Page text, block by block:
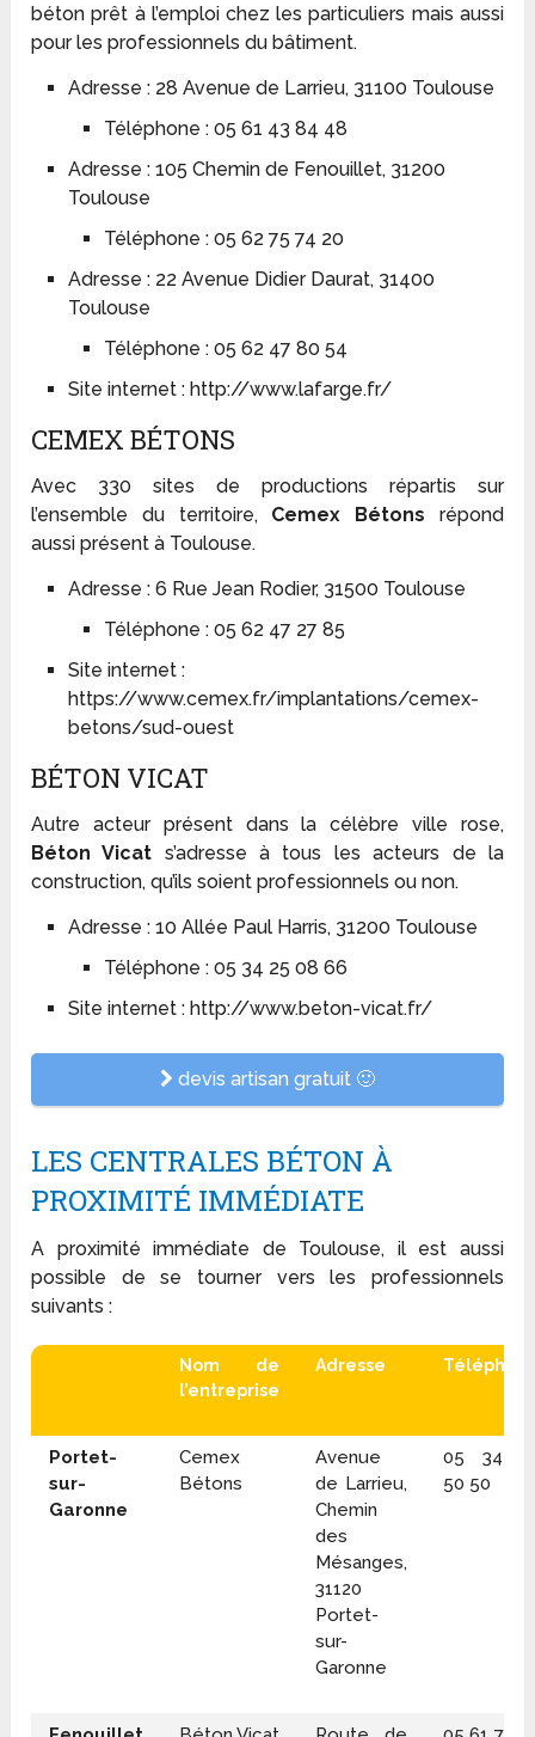
béton prêt à l’emploi chez les particuliers mais aussi
pour les professionnels du bâtiment.
Adresse : 28 Avenue de Larrieu, 31100 Toulouse
Téléphone : 05 61 43 84 48
Adresse : 105 Chemin de Fenouillet, 31200
Toulouse
Téléphone : 05 62 75 74 20
Adresse : 22 Avenue Didier Daurat, 31400
Toulouse
Téléphone : 05 62 47 80 54
Site internet : http://www.lafarge.fr/
CEMEX BÉTONS
Avec 330 sites de productions répartis sur
l’ensemble du territoire, Cemex Bétons répond
aussi présent à Toulouse.
Adresse : 6 Rue Jean Rodier, 31500 Toulouse
Téléphone : 05 62 47 27 85
Site internet :
https://www.cemex.fr/implantations/cemex-
betons/sud-ouest
BÉTON VICAT
Autre acteur présent dans la célèbre ville rose,
Béton Vicat s’adresse à tous les acteurs de la
construction, qu’ils soient professionnels ou non.
Adresse : 10 Allée Paul Harris, 31200 Toulouse
Téléphone : 05 34 25 08 66
Site internet : http://www.beton-vicat.fr/
devis artisan gratuit 🙂
LES CENTRALES BÉTON À
PROXIMITÉ IMMÉDIATE
A proximité immédiate de Toulouse, il est aussi
possible de se tourner vers les professionnels
suivants :
Nom de
l’entreprise
Adresse
Portet-
sur-
Garonne
Cemex
Bétons
Avenue
de Larrieu,
Chemin
des
Mésanges,
31120
Portet-
sur-
Garonne
05 34
50 50